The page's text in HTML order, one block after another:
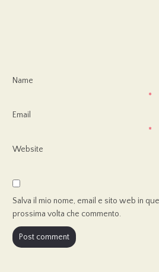
Name
*
Email
*
Website
Salva il mio nome, email e sito web in
prossima volta che commento.